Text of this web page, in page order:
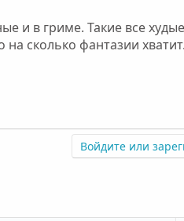
и в гриме. Такие все
сколько фантазии хватит.
Войдите или